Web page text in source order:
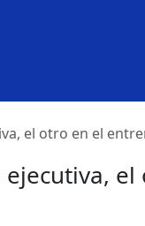
el otro en el